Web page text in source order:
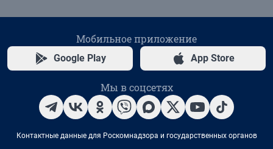
Мобильное приложение
Google Play App Store
Мы в соцсетях
Контактные данные для Роскомнадзора и государственных органов